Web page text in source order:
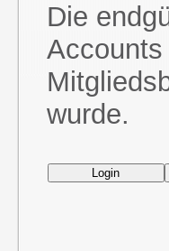
Die
wurde.